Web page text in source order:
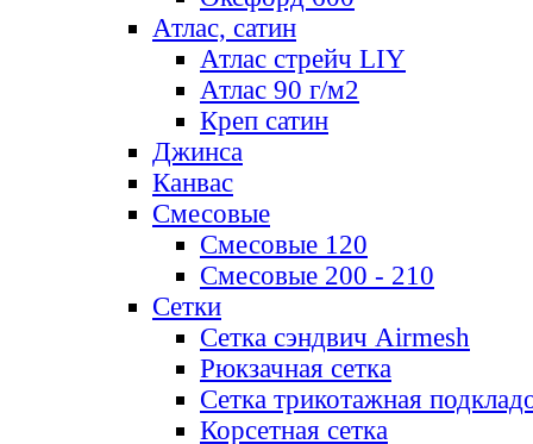
Атлас, сатин
Атлас стрейч LIY
Атлас 90 г/м2
Креп сатин
Джинса
Канвас
Смесовые
Смесовые 120
Смесовые 200 - 210
Сетки
Сетка сэндвич Airmesh
Рюкзачная сетка
Сетка трикотажная
Корсетная сетка